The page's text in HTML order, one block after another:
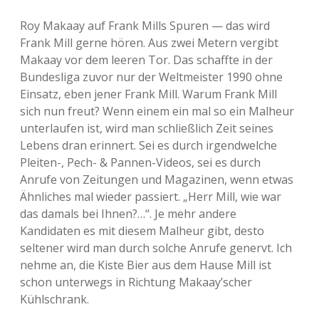
Roy Makaay auf Frank Mills Spuren — das wird
Frank Mill gerne hören. Aus zwei Metern vergibt
Makaay vor dem leeren Tor. Das schaffte in der
Bundesliga zuvor nur der Weltmeister 1990 ohne
Einsatz, eben jener Frank Mill. Warum Frank Mill
sich nun freut? Wenn einem ein mal so ein Malheur
unterlaufen ist, wird man schließlich Zeit seines
Lebens dran erinnert. Sei es durch irgendwelche
Pleiten-, Pech- & Pannen-Videos, sei es durch
Anrufe von Zeitungen und Magazinen, wenn etwas
Ähnliches mal wieder passiert. „Herr Mill, wie war
das damals bei Ihnen?…“. Je mehr andere
Kandidaten es mit diesem Malheur gibt, desto
seltener wird man durch solche Anrufe genervt. Ich
nehme an, die Kiste Bier aus dem Hause Mill ist
schon unterwegs in Richtung Makaay’scher
Kühlschrank.